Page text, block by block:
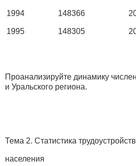
1994
1995
148366
148305
Проанализируйте динамику
и Уральского
Тема 2. Статистика
населения